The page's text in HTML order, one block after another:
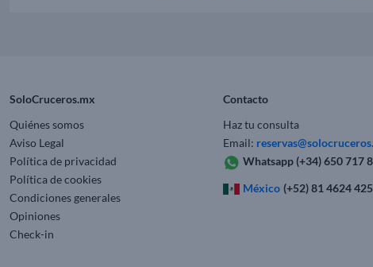
SoloCruceros.mx
Quiénes somos
Aviso Legal
Política de privacidad
Política de cookies
Condiciones generales
Opiniones
Check-in
Contacto
Haz tu consulta
Email:
Whatsapp(+34) 650 717
México (+52) 81 4624